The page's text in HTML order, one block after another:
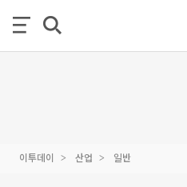
이투데이 산업 일반